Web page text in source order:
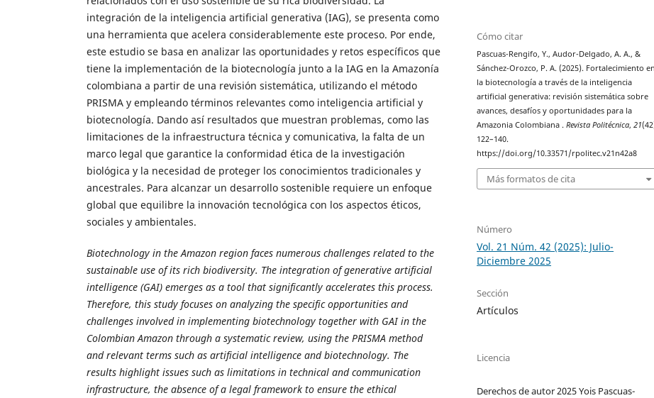
integración de la inteligencia artificial generativa (IAG), se presenta como
una herramienta que acelera considerablemente este proceso. Por ende,
este estudio se basa en analizar las oportunidades y retos específicos que
tiene la implementación de la biotecnología junto a la IAG en la Amazonía
colombiana a partir de una revisión sistemática, utilizando el método
PRISMA y empleando términos relevantes como inteligencia artificial y
biotecnología. Dando así resultados que muestran problemas, como las
limitaciones de la infraestructura técnica y comunicativa, la falta de un
marco legal que garantice la conformidad ética de la investigación
biológica y la necesidad de proteger los conocimientos tradicionales y
ancestrales. Para alcanzar un desarrollo sostenible requiere un enfoque
global que equilibre la innovación tecnológica con los aspectos éticos,
sociales y ambientales.
Biotechnology in the Amazon region faces numerous challenges related to the
sustainable use of its rich biodiversity. The integration of generative artificial
intelligence (GAI) emerges as a tool that significantly accelerates this process.
Therefore, this study focuses on analyzing the specific opportunities and
challenges involved in implementing biotechnology together with GAI in the
Colombian Amazon through a systematic review, using the PRISMA method
and relevant terms such as artificial intelligence and biotechnology. The
results highlight issues such as limitations in technical and communication
infrastructure, the absence of a legal framework to ensure the ethical
Cómo citar
Pascuas-Rengifo, Y., Audor-Delgado, A. A., &
Sánchez-Orozco, P. A. (2025). Fortalecimiento en
la biotecnología a través de la inteligencia
artificial generativa: revisión sistemática sobre
avances, desafíos y oportunidades para la
Amazonia Colombiana .Revista Politécnica,21
122–140.
https://doi.org/10.33571/rpolitec.v21n42a8
Más formatos de cita
Número
Vol. 21 Núm. 42 (2025): Julio-
Diciembre 2025
Sección
Artículos
Licencia
Derechos de autor 2025 Yois Pascuas-